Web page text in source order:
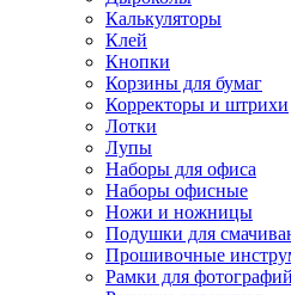
Калькуляторы
Клей
Кнопки
Корзины для бумаг
Корректоры и штрихи
Лотки
Лупы
Наборы для офиса
Наборы офисные
Ножи и ножницы
Подушки для
Прошивочные
Рамки для фотографий